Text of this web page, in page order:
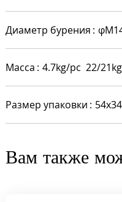
Диаметр бурения
Масса 4.7kg/pc 22/
Размер упаковки
Вам также